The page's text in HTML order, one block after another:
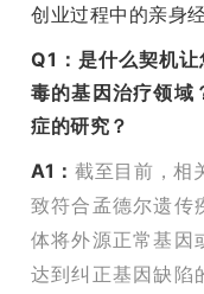
创业过程中的亲身
Q1：是什么契机
毒的基因治疗领域
症的研究？
A1： 截至目前，相
致符合孟德尔遗传
体将外源正常基因
达到纠正基因缺陷